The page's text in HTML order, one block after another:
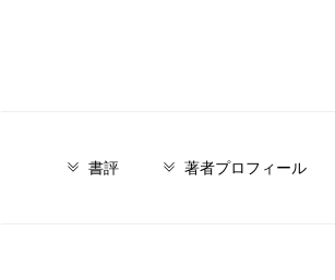
書評 著者プロフィール